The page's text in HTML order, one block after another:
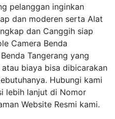
pelanggan inginkan
dan moderen serta Alat
dan Canggih siap
Camera Benda
Tangerang yang
biaya bisa dibicarakan
Hubungi kami
lebih lanjut di Nomor
Website Resmi kami.